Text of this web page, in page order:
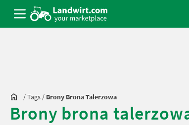
/Tags / Brony Brona Talerzowa
Brony brona